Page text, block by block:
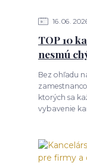
16 06
TOP 10
nesmú
Bez ohľadu
ktorých sa
vybavenie